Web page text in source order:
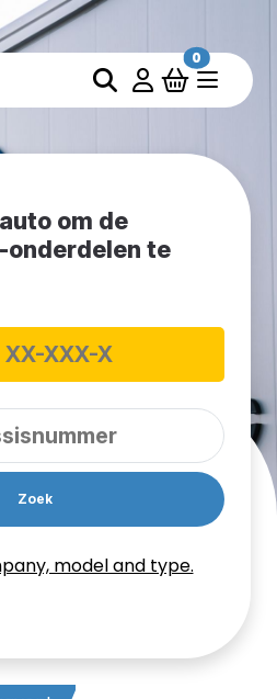
0
om de
te
Zoek
model and type.